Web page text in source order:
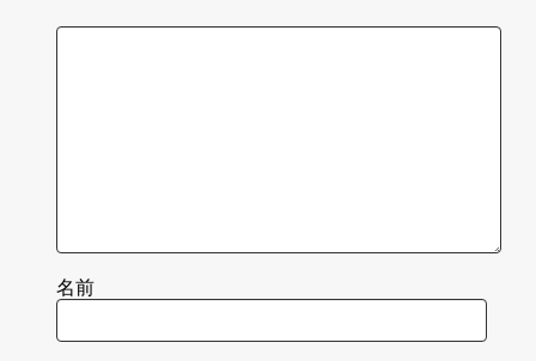
名前